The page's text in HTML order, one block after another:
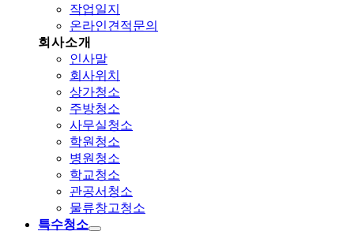
작업일지
온라인견적문의
회사소개
인사말
회사위치
상가청소
주방청소
사무실청소
학원청소
병원청소
학교청소
관공서청소
물류창고청소
특수청소